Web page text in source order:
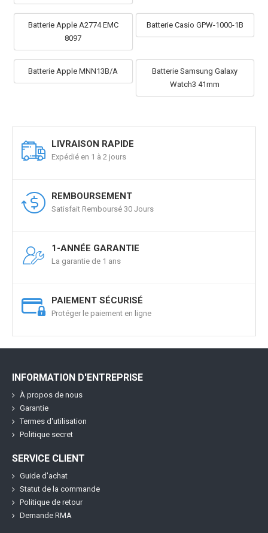
Batterie Apple A2774 EMC
8097
Batterie Casio GPW-1000-1B
Batterie Apple MNN13B/A
Batterie Samsung Galaxy
Watch3 41mm
LIVRAISON RAPIDE
Expédié en 1 à 2 jours
REMBOURSEMENT
Satisfait Remboursé 30 Jours
1-ANNÉE GARANTIE
La garantie de 1 ans
PAIEMENT SÉCURISÉ
Protéger le paiement en ligne
INFORMATION D'ENTREPRISE
À propos de nous
Garantie
Termes d'utilisation
Politique secret
SERVICE CLIENT
Guide d'achat
Statut de la commande
Politique de retour
Demande RMA